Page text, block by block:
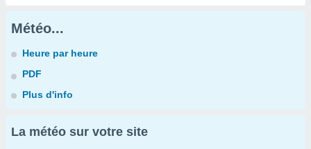
Météo...
Heure par heure
PDF
Plus d'info
La météo sur votre site